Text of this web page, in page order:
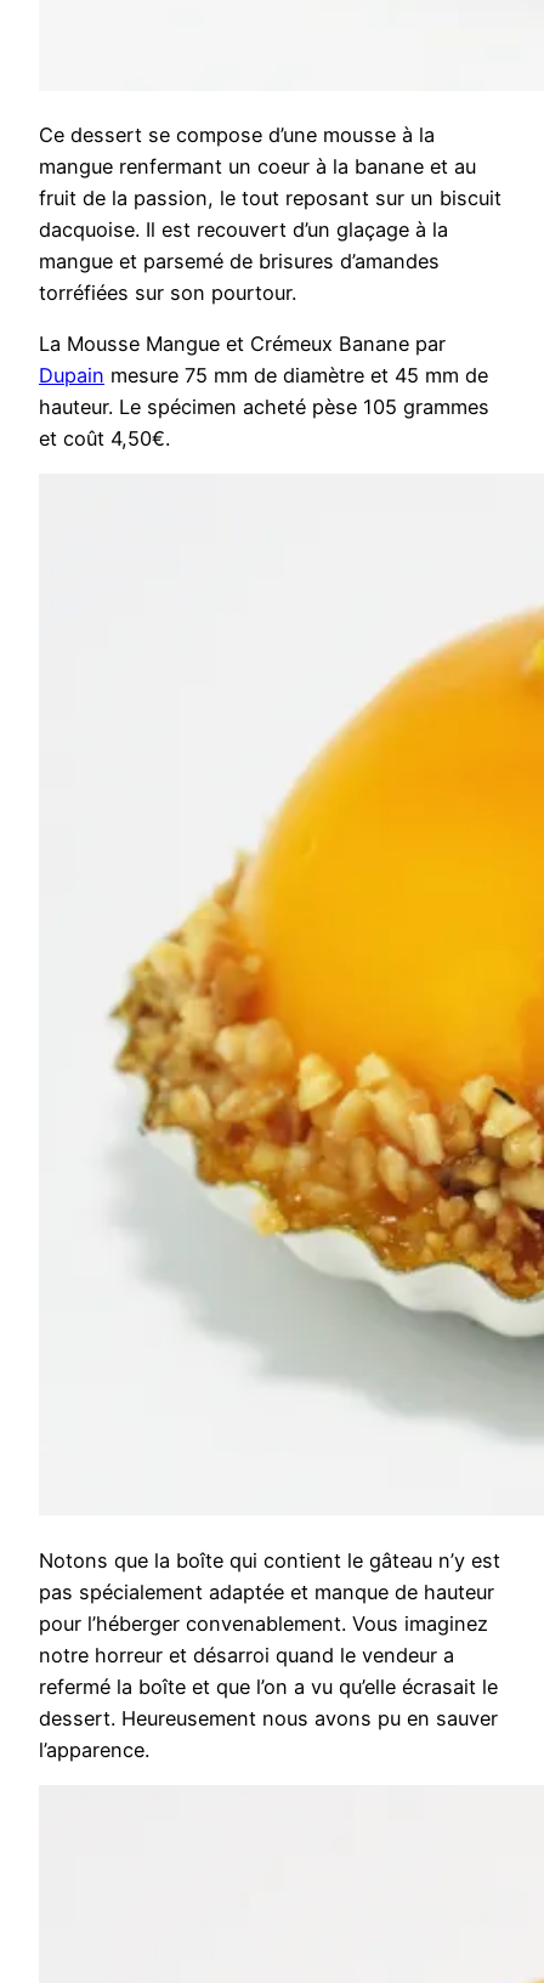
Ce dessert se compose d’une mousse à la
mangue renfermant un coeur à la banane et au
fruit de la passion, le tout reposant sur un biscuit
dacquoise. Il est recouvert d’un glaçage à la
mangue et parsemé de brisures d’amandes
torréfiées sur son pourtour.
La Mousse Mangue et Crémeux Banane par
Dupain mesure 75 mm de diamètre et 45 mm de
hauteur. Le spécimen acheté pèse 105 grammes
et coût 4,50€.
Notons que la boîte qui contient le gâteau n’y est
pas spécialement adaptée et manque de hauteur
pour l’héberger convenablement. Vous imaginez
notre horreur et désarroi quand le vendeur a
refermé la boîte et que l’on a vu qu’elle écrasait le
dessert. Heureusement nous avons pu en sauver
l’apparence.